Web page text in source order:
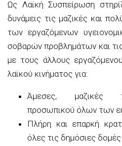
Ως Λαϊκή Συσπείρωση
δυνάμεις τις μαζικές και
των εργαζόμενων
σοβαρών προβλημάτων και
με τους άλλους
λαϊκού κινήματος για:
Άμεσες, μαζικές
προσωπικού όλων των
Πλήρη και επαρκή
όλες τις δημόσιες δομές